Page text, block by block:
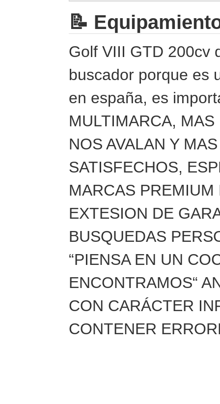
📝
Golf VIII GTD 200cv
buscador porque es
en españa, es
MULTIMARCA,
NOS AVALAN Y
SATISFECHOS,
MARCAS
EXTESION DE
BUSQUEDAS
“PIENSA EN UN
ENCONTRAMOS“
CON CARÁCTER
CONTENER